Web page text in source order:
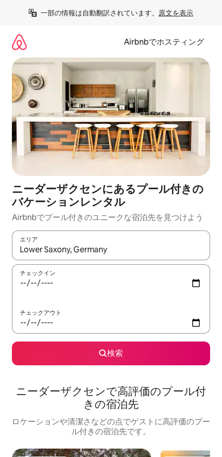
一部の情報は自動翻訳されています。 原文を表示
Airbnbでホスティング
ニーダーザクセンにあるプール付きの
バケーションレンタル
Airbnbでプール付きのユニークな宿泊先を見つけよう
エリア
検索結果が表示されたら、上下の矢印キーを使って移動するか
チェックイン
チェックアウト
検索
ニーダーザクセンで高評価のプール付
きの宿泊先
ロケーションや清潔さなどの点でゲストに高評価のプー
ル付きの宿泊先です。